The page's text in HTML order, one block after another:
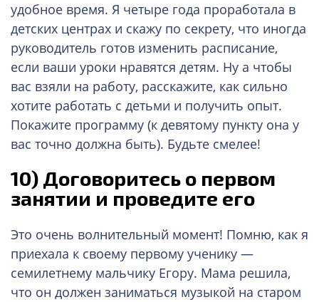
удобное время. Я четыре года проработала в
детских центрах и скажу по секрету, что иногда
руководитель готов изменить расписание,
если ваши уроки нравятся детям. Ну а чтобы
вас взяли на работу, расскажите, как сильно
хотите работать с детьми и получить опыт.
Покажите программу (к девятому пункту она у
вас точно должна быть). Будьте смелее!
10) Договоритесь о первом
занятии и проведите его
Это очень волнительный момент! Помню, как я
приехала к своему первому ученику —
семилетнему мальчику Егору. Мама решила,
что он должен заниматься музыкой на старом